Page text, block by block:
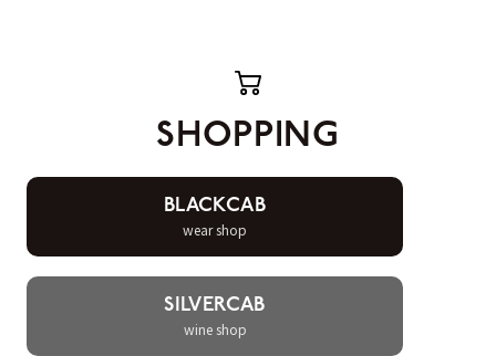
SHOPPING
BLACKCAB
wear shop
SILVERCAB
wine shop